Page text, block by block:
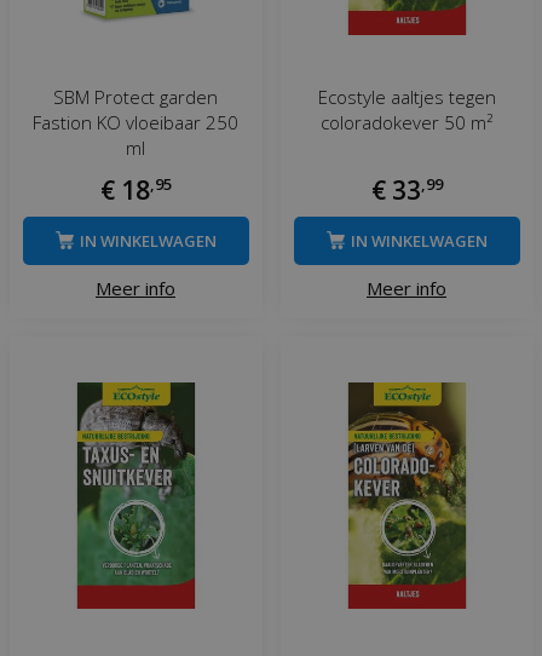
SBM Protect garden
Fastion KO vloeibaar 250
ml
€ 18 95
Meer info
IN WINKELWAGEN
Ecostyle aaltjes tegen
coloradokever 50 m²
€ 33 99
Meer info
IN WINKELWAGEN